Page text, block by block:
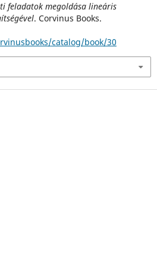
feladatok megoldása lineáris
. Corvinus Books.
catalog/book/30